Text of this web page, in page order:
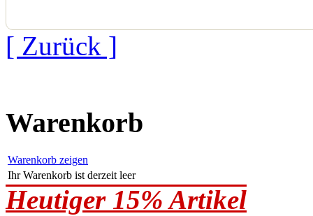
[ Zurück ]
Warenkorb
Warenkorb zeigen
Ihr Warenkorb ist derzeit leer
Heutiger 15% Artikel